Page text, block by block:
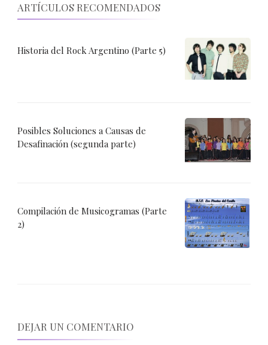
ARTÍCULOS RECOMENDADOS
Historia del Rock Argentino (Parte 5)
Posibles Soluciones a Causas de
Desafinación (segunda parte)
Compilación de Musicogramas (Parte
2)
DEJAR UN COMENTARIO